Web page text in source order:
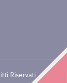
Riservati.